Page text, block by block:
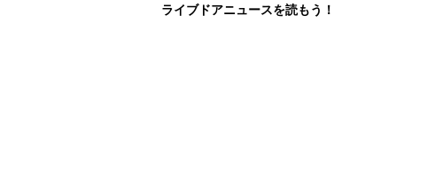
ライブドアニュースを読もう！